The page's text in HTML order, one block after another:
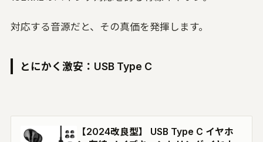
対応する音源だと、その真価を発揮します。
とにかく激安：USB Type C
【2024改良型】 USB Type C イヤホ